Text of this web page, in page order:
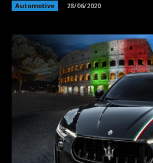
Automotive 28/06/2020